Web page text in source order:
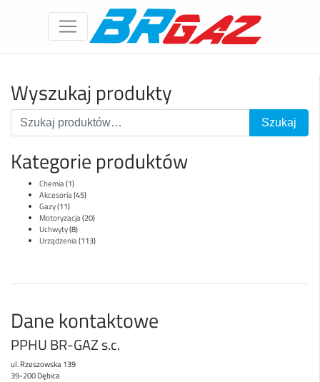
Wyszukaj produkty
Kategorie produktów
Chemia(1)
Akcesoria(45)
Gazy(11)
Motoryzacja(20)
Uchwyty(8)
Urządzenia(113)
Dane kontaktowe
PPHU BR-GAZ s.c.
ul. Rzeszowska 139
39-200 Dębica